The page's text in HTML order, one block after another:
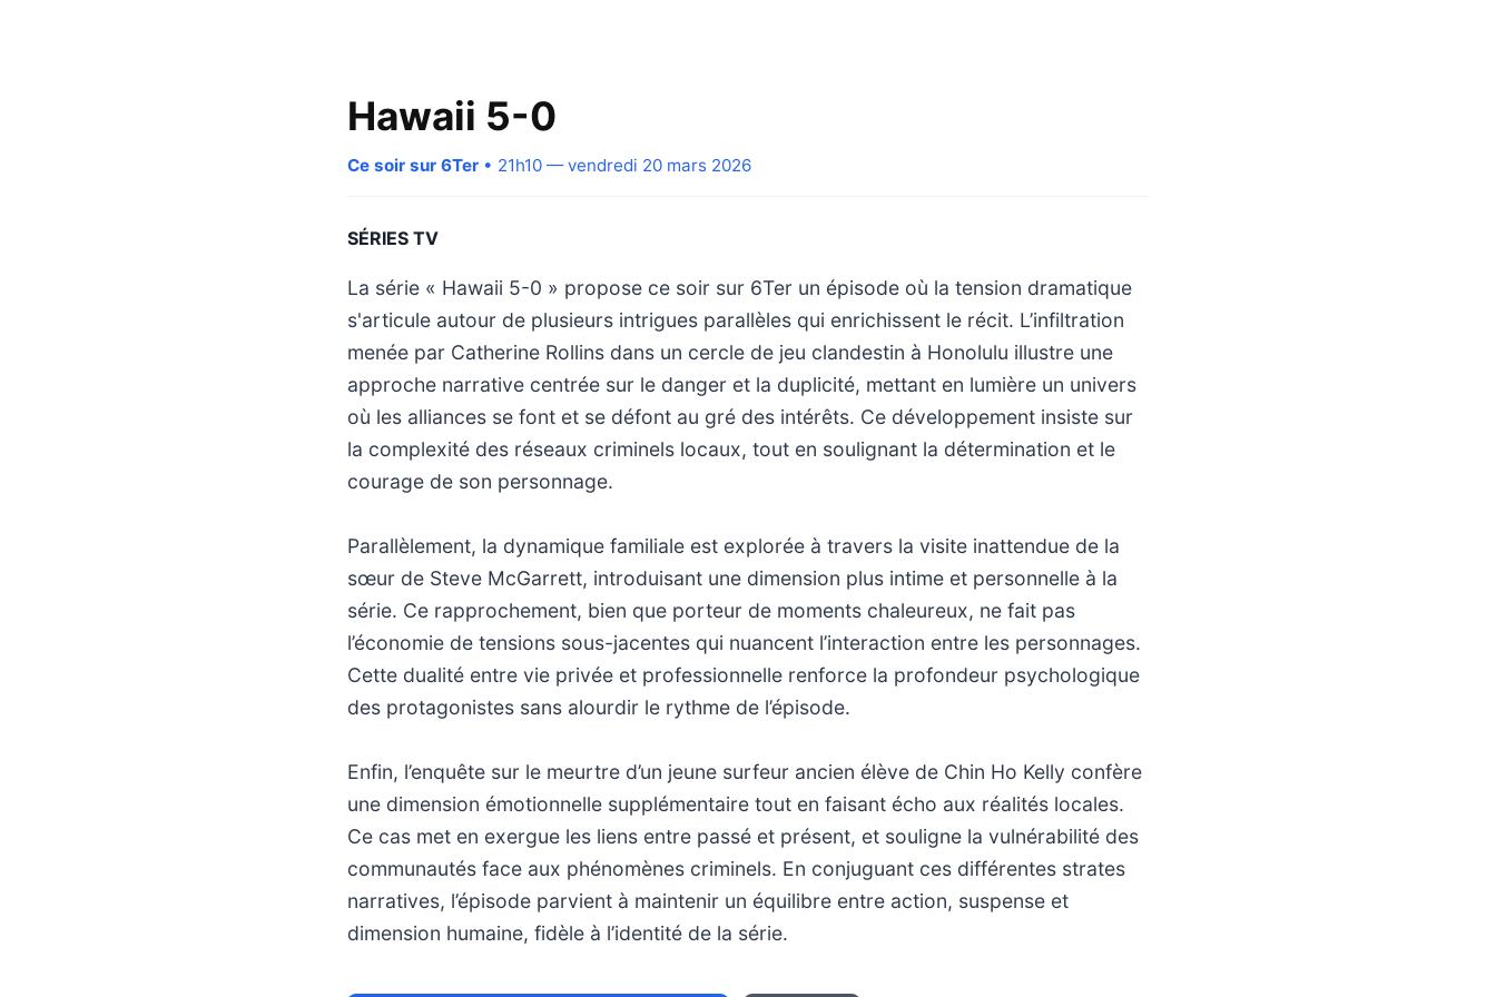
Hawaii 5-0
Ce soir sur 6Ter • 21h10 — vendredi 20 mars 2026
SÉRIES TV
La série « Hawaii 5-0 » propose ce soir sur 6Ter un épisode où la tension dramatique
s'articule autour de plusieurs intrigues parallèles qui enrichissent le récit. L’infiltration
menée par Catherine Rollins dans un cercle de jeu clandestin à Honolulu illustre une
approche narrative centrée sur le danger et la duplicité, mettant en lumière un univers
où les alliances se font et se défont au gré des intérêts. Ce développement insiste sur
la complexité des réseaux criminels locaux, tout en soulignant la détermination et le
courage de son personnage.
Parallèlement, la dynamique familiale est explorée à travers la visite inattendue de la
sœur de Steve McGarrett, introduisant une dimension plus intime et personnelle à la
série. Ce rapprochement, bien que porteur de moments chaleureux, ne fait pas
l’économie de tensions sous-jacentes qui nuancent l’interaction entre les personnages.
Cette dualité entre vie privée et professionnelle renforce la profondeur psychologique
des protagonistes sans alourdir le rythme de l’épisode.
Enfin, l’enquête sur le meurtre d’un jeune surfeur ancien élève de Chin Ho Kelly confère
une dimension émotionnelle supplémentaire tout en faisant écho aux réalités locales.
Ce cas met en exergue les liens entre passé et présent, et souligne la vulnérabilité des
communautés face aux phénomènes criminels. En conjuguant ces différentes strates
narratives, l’épisode parvient à maintenir un équilibre entre action, suspense et
dimension humaine, fidèle à l’identité de la série.